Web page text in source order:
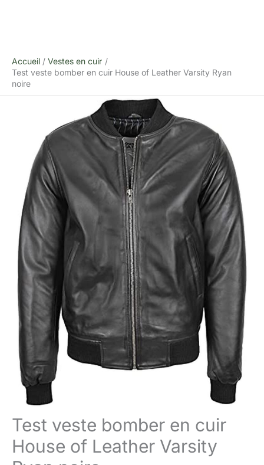
Accueil
Vestes en cuir
Test veste bomber en cuir House of Leather Varsity Ryan
noire
Test veste bomber en cuir
House of Leather Varsity